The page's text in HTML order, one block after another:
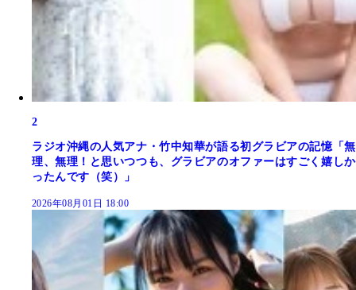
2
ラジオ沖縄の人気アナ・竹中知華が語る初グラビアの記憶「無
理、無理！と思いつつも、グラビアのオファーはすごく嬉しか
ったんです（笑）」
2026年08月01日 18:00